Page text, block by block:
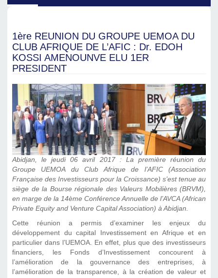
1ère REUNION DU GROUPE UEMOA DU
CLUB AFRIQUE DE L’AFIC : Dr. EDOH
KOSSI AMENOUNVE ELU 1ER
PRESIDENT
Abidjan, le jeudi 06 avril 2017 : La première réunion du
Groupe UEMOA du Club Afrique de l’AFIC (Association
Française des Investisseurs pour la Croissance) s’est tenue au
siège de la Bourse régionale des Valeurs Mobilières (BRVM),
en marge de la 14ème Conférence Annuelle de l’AVCA (African
Private Equity and Venture Capital Association) à Abidjan.
Cette réunion a permis d’examiner les enjeux du
développement du capital Investissement en Afrique et en
particulier dans l’UEMOA. En effet, plus que des investisseurs
financiers, les Fonds d’Investissement concourent à
l’amélioration de la gouvernance des entreprises, à
l’amélioration de la transparence, à la création de valeur et